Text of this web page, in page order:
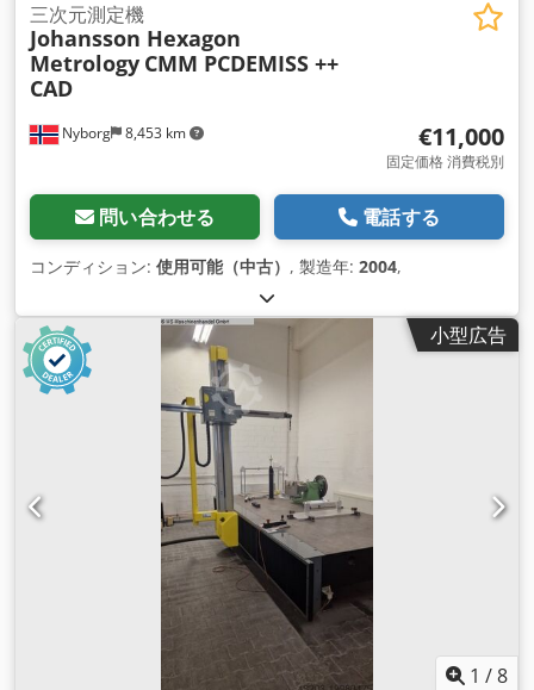
Nyborg 8,453 km
三次元測定機
Johansson Hexagon
Metrology CMM PCDEMISS ++
CAD
€11,000
固定価格 消費税別
問い合わせる 電話する
コンディション: 使用可能（中古） , 製造年: 2004,
小型広告
1 /8